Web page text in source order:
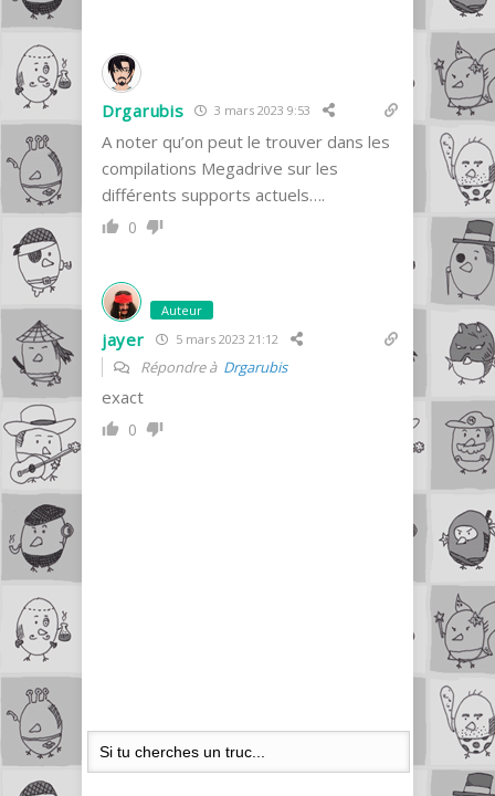
Drgarubis 3 mars 2023 9:53
A noter qu’on peut le trouver dans les
compilations Megadrive sur les
différents supports actuels….
0
Auteur
jayer 5 mars 2023 21:12
Répondre à Drgarubis
exact
0